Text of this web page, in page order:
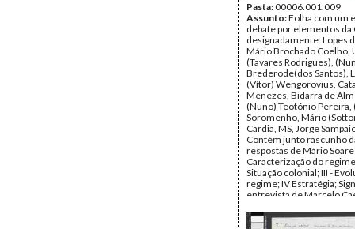
Pasta:00006.001.009
Assunto:Folha com um
debate por elementos da
designadamente: Lopes
Mário Brochado Coelho,
(Tavares Rodrigues),
Brederode(dos Santos),
(Vítor) Wengorovius,
Menezes, Bidarra de
(Nuno) Teotónio Pereira,
Soromenho, Mário
Cardia, MS, Jorge
Contém junto rascunho
respostas de Mário
Caracterização do
Situação colonial; III -
regime; IV Estratégia;
entrevista de Marcelo
do actual regime.